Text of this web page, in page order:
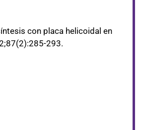
con placa helicoidal en
293.